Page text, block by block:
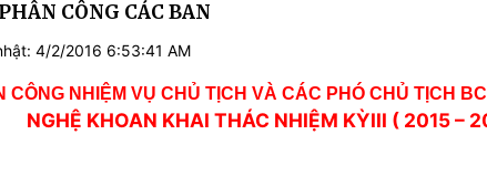
CÔNG CÁC BAN
4/2/2016 6:53:41 AM
CÔNG NHIỆM VỤ CHỦ TỊCH VÀ CÁC PHÓ CHỦ TỊCH
NGHỆ KHOAN KHAI THÁC NHIỆM KỲIII ( 2015 –